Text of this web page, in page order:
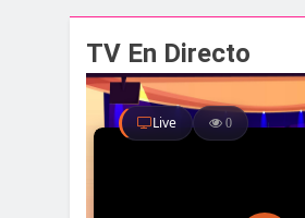
TV En Directo